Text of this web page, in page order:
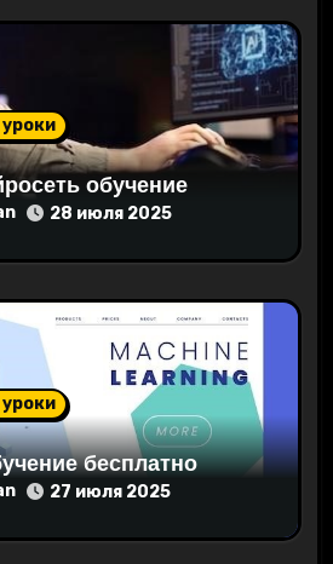
обучение
28 июля 2025
бесплатно
27 июля 2025